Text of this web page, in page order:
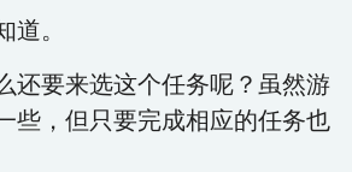
道。
还要来选这个任务呢？虽然游
些，但只要完成相应的任务也